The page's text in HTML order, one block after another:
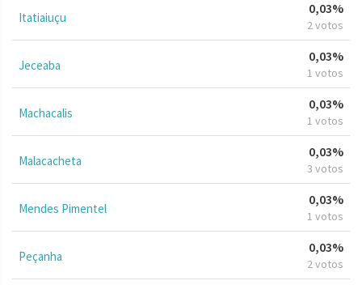
Itatiaiuçu
0,03%
2 votos
Jeceaba
0,03%
1 votos
Machacalis
0,03%
1 votos
Malacacheta
0,03%
3 votos
Mendes Pimentel
0,03%
1 votos
Peçanha
0,03%
2 votos